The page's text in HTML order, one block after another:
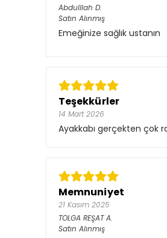
Abdulllah D.
Satın Alınmış
Emeğinize sağlık ustanın
Teşekkürler
14 Mart 2026
Ayakkabı gerçekten çok
Memnuniyet
21 Kasım 2025
TOLGA REŞAT A.
Satın Alınmış